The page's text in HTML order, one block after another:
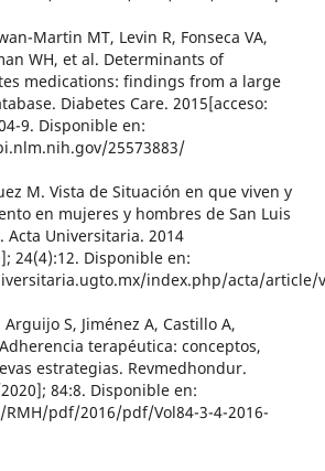
Martin MT, Levin R, Fonseca VA,
WH, et al. Determinants of
medications: findings from a large
Diabetes Care. 2015[acceso:
9. Disponible en:
25573883/
M. Vista de Situación en que viven y
en mujeres y hombres de San Luis
Acta Universitaria. 2014
24(4):12. Disponible en:
index.php/acta/article/
Arguijo S, Jiménez A, Castillo A,
terapéutica: conceptos,
estrategias. Revmedhondur.
84:8. Disponible en:
pdf/2016/pdf/Vol84-3-4-2016-